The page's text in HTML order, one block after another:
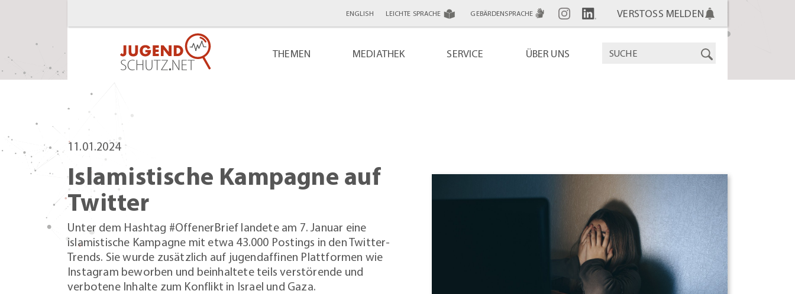
ENGLISH LEICHTE SPRACHE GEBÄRDENSPRACHE VERSTOSS MELDEN
THEMEN MEDIATHEK SERVICE ÜBER UNS
11.01.2024
Islamistische Kampagne auf
Twitter
Unter dem Hashtag #OffenerBrief landete am 7. Januar eine
islamistische Kampagne mit etwa 43.000 Postings in den Twitter-
Trends. Sie wurde zusätzlich auf jugendaffinen Plattformen wie
Instagram beworben und beinhaltete teils verstörende und
verbotene Inhalte zum Konflikt in Israel und Gaza.